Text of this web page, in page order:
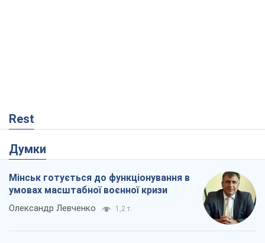
Rest
Думки
Мінськ готується до функціонування в
умовах масштабної воєнної кризи
Олександр Левченко 1,2 т.